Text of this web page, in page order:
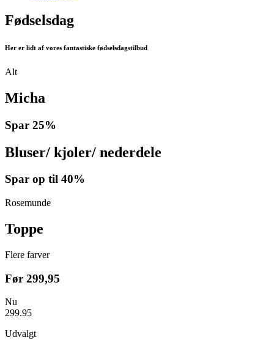
Fødselsdag
Her er lidt af vores fantastiske fødselsdagstilbud
Alt
Micha
Spar 25%
Bluser/ kjoler/ nederdele
Spar op til 40%
Rosemunde
Toppe
Flere farver
Før 299,95
Nu
299.95
Udvalgt